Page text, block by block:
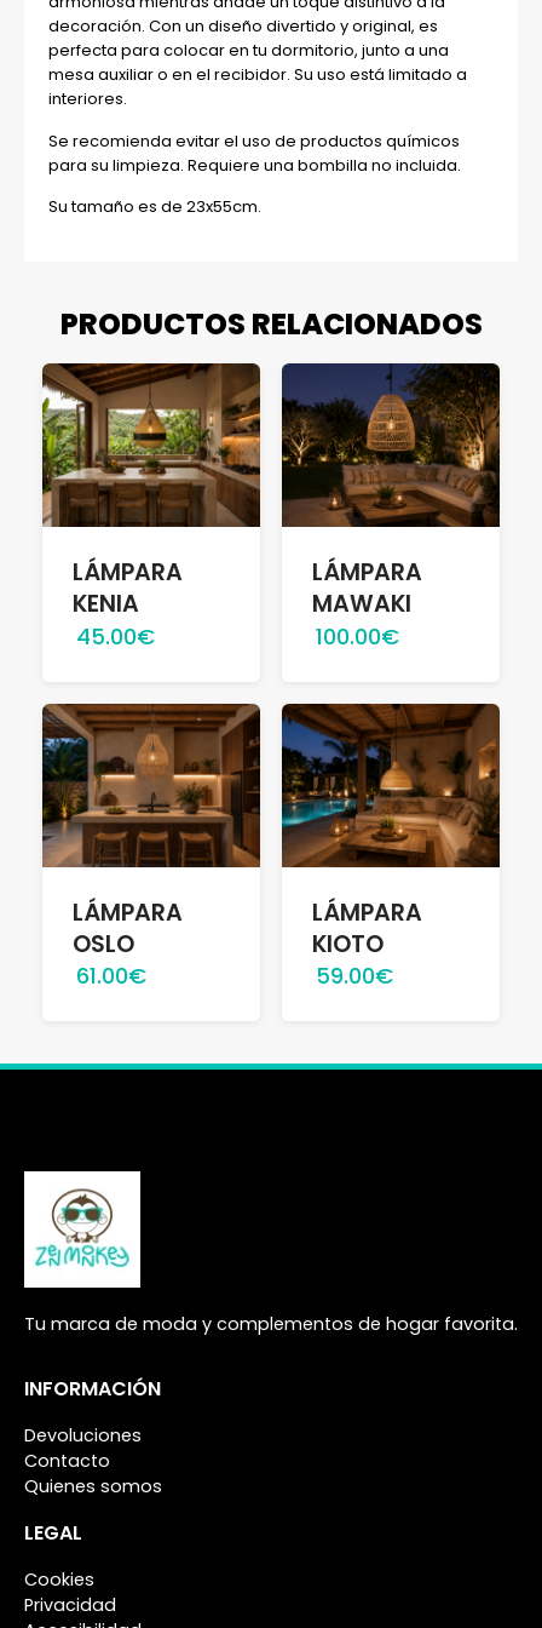
decoración. Con un diseño divertido y original, es
perfecta para colocar en tu dormitorio, junto a una
mesa auxiliar o en el recibidor. Su uso está limitado a
interiores.
Se recomienda evitar el uso de productos químicos
para su limpieza. Requiere una bombilla no incluida.
Su tamaño es de 23x55cm.
PRODUCTOS RELACIONADOS
LÁMPARA
KENIA
45.00€
LÁMPARA
MAWAKI
100.00€
LÁMPARA
OSLO
61.00€
LÁMPARA
KIOTO
59.00€
Tu marca de moda y complementos de hogar favorita.
INFORMACIÓN
Devoluciones
Contacto
Quienes somos
LEGAL
Cookies
Privacidad